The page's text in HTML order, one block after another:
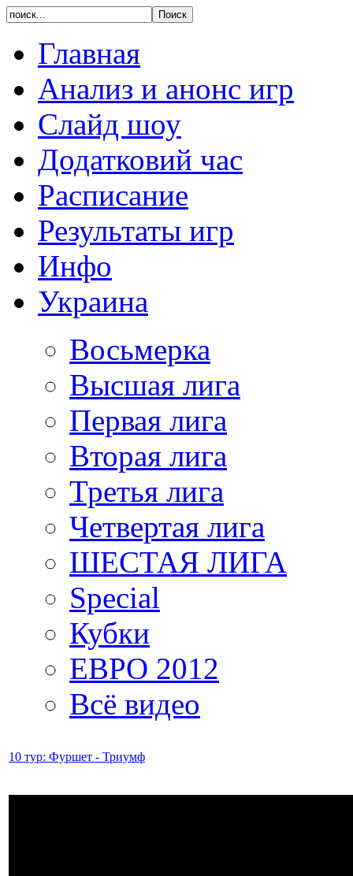
Главная
Анализ и анонс игр
Слайд шоу
Додатковий час
Расписание
Результаты игр
Инфо
Украина
Восьмерка
Высшая лига
Первая лига
Вторая лига
Третья лига
Четвертая лига
ШЕСТАЯ ЛИГА
Special
Кубки
ЕВРО 2012
Всё видео
10 тур: Фуршет - Триумф